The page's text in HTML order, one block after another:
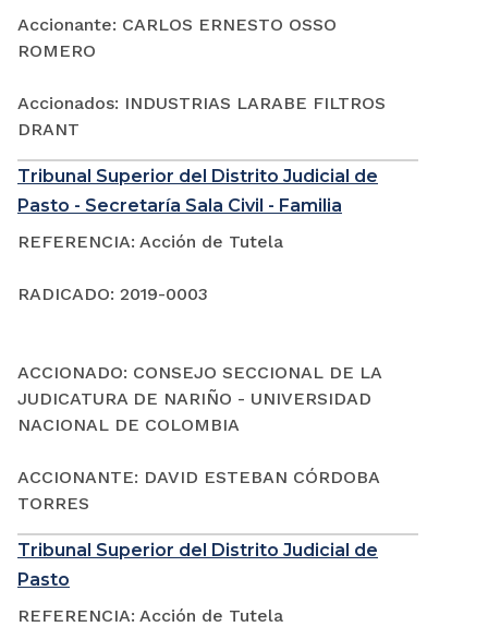
Accionante: CARLOS ERNESTO OSSO
ROMERO
Accionados: INDUSTRIAS LARABE FILTROS
DRANT
Tribunal Superior del Distrito Judicial de
Pasto - Secretaría Sala Civil - Familia
REFERENCIA: Acción de Tutela
RADICADO: 2019-0003
ACCIONADO: CONSEJO SECCIONAL DE LA
JUDICATURA DE NARIÑO - UNIVERSIDAD
NACIONAL DE COLOMBIA
ACCIONANTE: DAVID ESTEBAN CÓRDOBA
TORRES
Tribunal Superior del Distrito Judicial de
Pasto
REFERENCIA: Acción de Tutela